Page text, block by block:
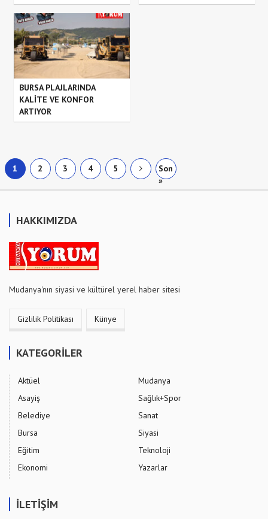
BURSA PLAJLARINDA
KALİTE VE KONFOR
ARTIYOR
1 2 3 4 5
Son
»
HAKKIMIZDA
Mudanya'nın siyasi ve kültürel yerel haber sitesi
Gizlilik Politikası Künye
KATEGORİLER
Aktüel
Asayiş
Belediye
Bursa
Eğitim
Ekonomi
Mudanya
Sağlık+Spor
Sanat
Siyasi
Teknoloji
Yazarlar
İLETİŞİM